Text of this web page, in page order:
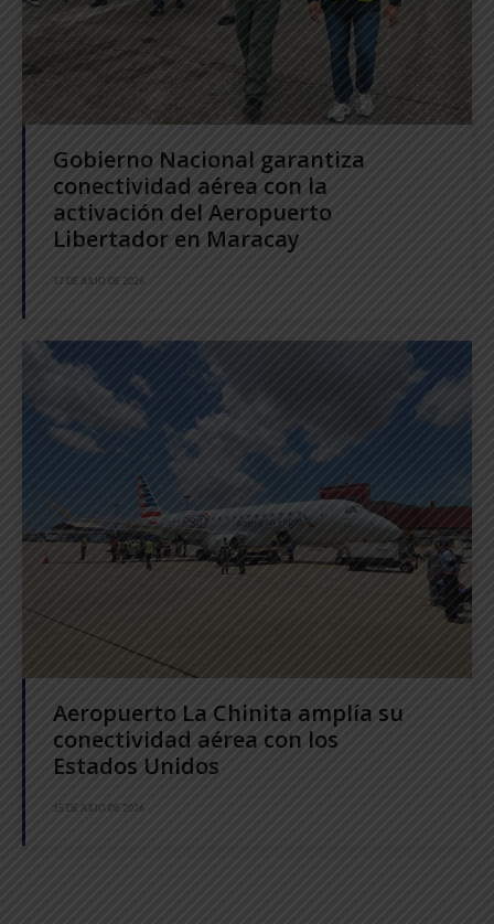
Gobierno Nacional garantiza
conectividad aérea con la
activación del Aeropuerto
Libertador en Maracay
17 DE JULIO DE 2026
Aeropuerto La Chinita amplía su
conectividad aérea con los
Estados Unidos
15 DE JULIO DE 2026